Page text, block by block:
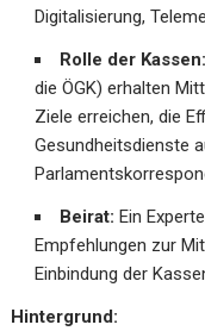
Digitalisierung,
Rolle der Kassen:
die ÖGK) erhalten
Ziele erreichen, die
Gesundheitsdienste
Beirat: Ein
Empfehlungen zur
Einbindung der
Hintergrund: